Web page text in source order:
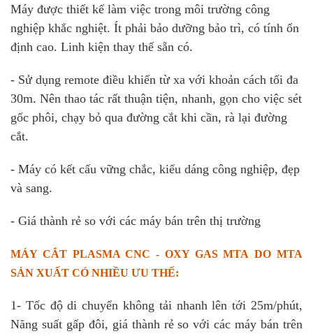
Máy được thiết kế làm việc trong môi trường công
nghiệp khắc nghiệt. Ít phải bảo dưỡng bảo trì, có tính ổn
định cao. Linh kiện thay thế sẵn có.
- Sử dụng remote điều khiển từ xa với khoản cách tối đa
30m. Nên thao tác rất thuận tiện, nhanh, gọn cho việc sét
gốc phôi, chạy bỏ qua đường cắt khi cần, rà lại đường
cắt.
- Máy có kết cấu vững chắc, kiểu dáng công nghiệp, đẹp
và sang.
- Giá thành rẻ so với các máy bán trên thị trường
MÁY CẮT PLASMA CNC - OXY GAS MTADO MTA
SẢN XUẤT CÓ NHIỀU ƯU THẾ:
1- Tốc độ di chuyển không tải nhanh lên tới 25m/phút,
Năng suất gấp đôi, giá thành rẻ so với các máy bán trên